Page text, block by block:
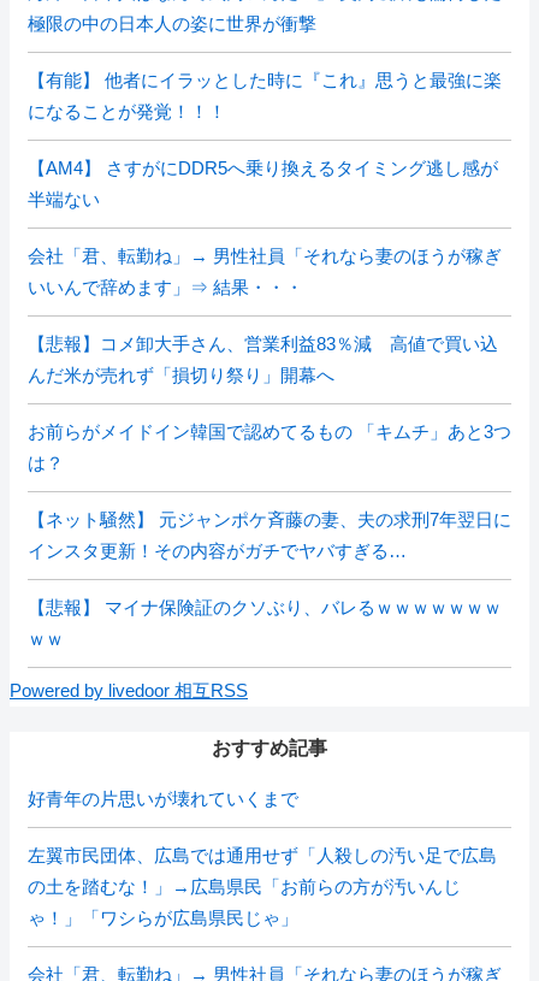
極限の中の日本人の姿に世界が衝撃
【有能】 他者にイラッとした時に『これ』思うと最強に楽
になることが発覚！！！
【AM4】 さすがにDDR5へ乗り換えるタイミング逃し感が
半端ない
会社「君、転勤ね」→ 男性社員「それなら妻のほうが稼ぎ
いいんで辞めます」⇒ 結果・・・
【悲報】コメ卸大手さん、営業利益83％減 高値で買い込
んだ米が売れず「損切り祭り」開幕へ
お前らがメイドイン韓国で認めてるもの 「キムチ」あと3つ
は？
【ネット騒然】 元ジャンポケ斉藤の妻、夫の求刑7年翌日に
インスタ更新！その内容がガチでヤバすぎる…
【悲報】 マイナ保険証のクソぶり、バレるｗｗｗｗｗｗｗ
ｗｗ
Powered by livedoor 相互RSS
おすすめ記事
好青年の片思いが壊れていくまで
左翼市民団体、広島では通用せず「人殺しの汚い足で広島
の土を踏むな！」→広島県民「お前らの方が汚いんじ
ゃ！」「ワシらが広島県民じゃ」
会社「君、転勤ね」→ 男性社員「それなら妻のほうが稼ぎ